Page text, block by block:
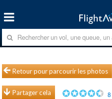
Retour pour parcourir les photos
Partager cela 8